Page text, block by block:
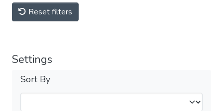
Reset filters
Settings
Sort By